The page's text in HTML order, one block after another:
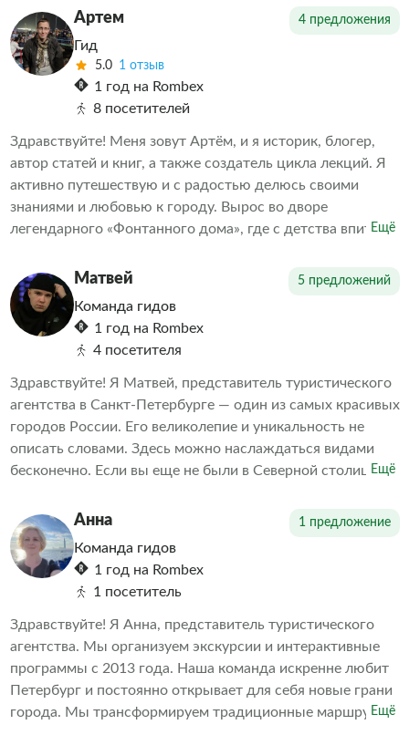
Артем 4 предложения
Гид
5.0 1 отзыв
1 год на Rombex
8 посетителей
Здравствуйте! Меня зовут Артём, и я историк, блогер,
автор статей и книг, а также создатель цикла лекций. Я
активно путешествую и с радостью делюсь своими
знаниями и любовью к городу. Вырос во дворе
легендарного «Фонтанного дома», где с детства впитал
передаю эту любовь и свои знания всем, кто
интересуется историей и культурой нашего прекрасного
города.
Ещё
Матвей 5 предложений
Команда гидов
1 год на Rombex
4 посетителя
Здравствуйте! Я Матвей, представитель туристического
агентства в Санкт-Петербурге — один из самых красивых
городов России. Его великолепие и уникальность не
описать словами. Здесь можно наслаждаться видами
бесконечно. Если вы еще не были в Северной столице
уникальную возможность познакомиться с главными
достопримечательностями Санкт-Петербурга.
Ещё
Анна 1 предложение
Команда гидов
1 год на Rombex
1 посетитель
Здравствуйте! Я Анна, представитель туристического
агентства. Мы организуем экскурсии и интерактивные
программы с 2013 года. Наша команда искренне любит
Петербург и постоянно открывает для себя новые грани
города. Мы трансформируем традиционные маршруты,
Ещё